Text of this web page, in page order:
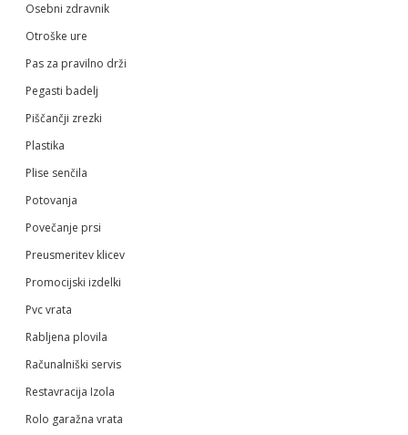
Osebni zdravnik
Otroške ure
Pas za pravilno drži
Pegasti badelj
Piščančji zrezki
Plastika
Plise senčila
Potovanja
Povečanje prsi
Preusmeritev klicev
Promocijski izdelki
Pvc vrata
Rabljena plovila
Računalniški servis
Restavracija Izola
Rolo garažna vrata